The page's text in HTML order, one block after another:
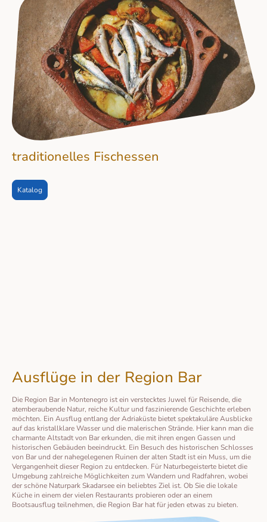
traditionelles Fischessen
Katalog
Ausflüge in der Region Bar
Die Region Bar in Montenegro ist ein verstecktes Juwel für Reisende, die
atemberaubende Natur, reiche Kultur und faszinierende Geschichte erleben
möchten. Ein Ausflug entlang der Adriaküste bietet spektakuläre Ausblicke
auf das kristallklare Wasser und die malerischen Strände. Hier kann man die
charmante Altstadt von Bar erkunden, die mit ihren engen Gassen und
historischen Gebäuden beeindruckt. Ein Besuch des historischen Schlosses
von Bar und der nahegelegenen Ruinen der alten Stadt ist ein Muss, um die
Vergangenheit dieser Region zu entdecken. Für Naturbegeisterte bietet die
Umgebung zahlreiche Möglichkeiten zum Wandern und Radfahren, wobei
der schöne Naturpark Skadarsee ein beliebtes Ziel ist. Ob Sie die lokale
Küche in einem der vielen Restaurants probieren oder an einem
Bootsausflug teilnehmen, die Region Bar hat für jeden etwas zu bieten.